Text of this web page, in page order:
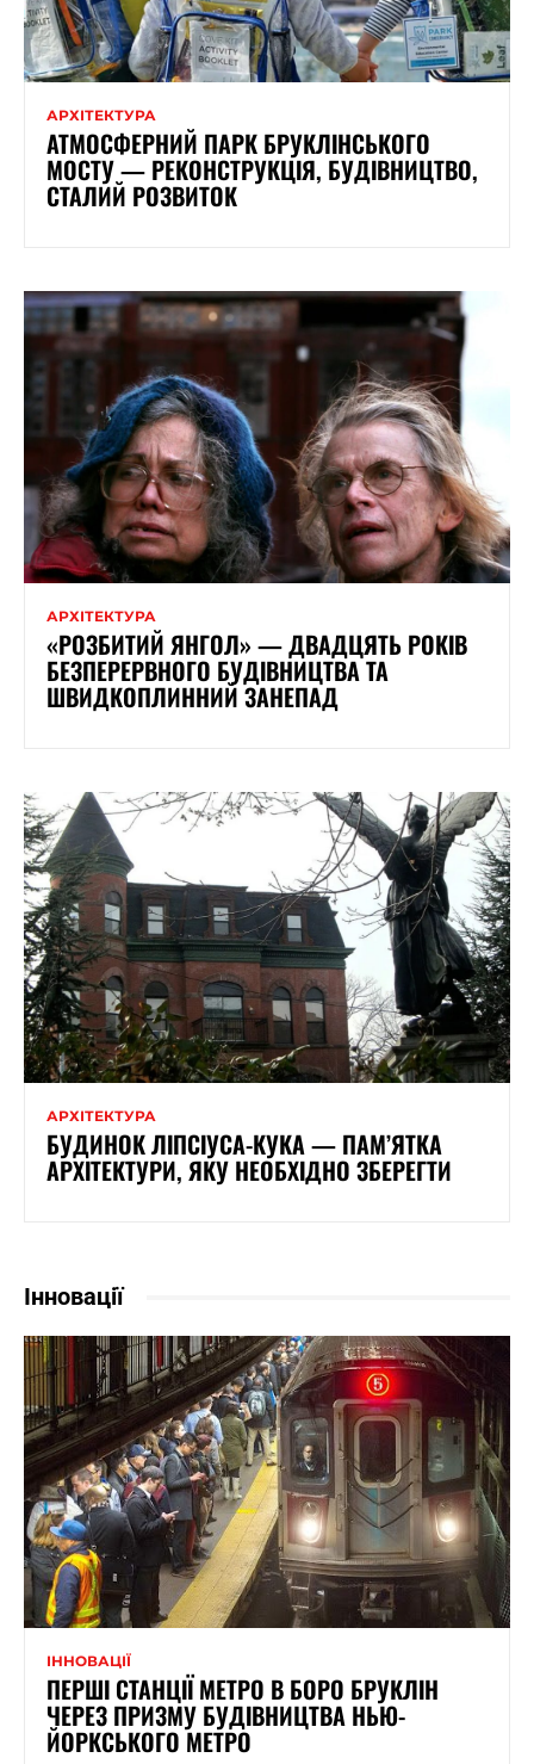
АРХІТЕКТУРА
АТМОСФЕРНИЙ ПАРК БРУКЛІНСЬКОГО
МОСТУ — РЕКОНСТРУКЦІЯ, БУДІВНИЦТВО,
СТАЛИЙ РОЗВИТОК
АРХІТЕКТУРА
«РОЗБИТИЙ ЯНГОЛ» — ДВАДЦЯТЬ РОКІВ
БЕЗПЕРЕРВНОГО БУДІВНИЦТВА ТА
ШВИДКОПЛИННИЙ ЗАНЕПАД
АРХІТЕКТУРА
БУДИНОК ЛІПСІУСА-КУКА — ПАМ’ЯТКА
АРХІТЕКТУРИ, ЯКУ НЕОБХІДНО ЗБЕРЕГТИ
Інновації
ІННОВАЦІЇ
ПЕРШІ СТАНЦІЇ МЕТРО В БОРО БРУКЛІН
ЧЕРЕЗ ПРИЗМУ БУДІВНИЦТВА НЬЮ-
ЙОРКСЬКОГО МЕТРО